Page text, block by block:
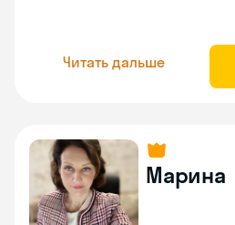
Читать дальше
Марина